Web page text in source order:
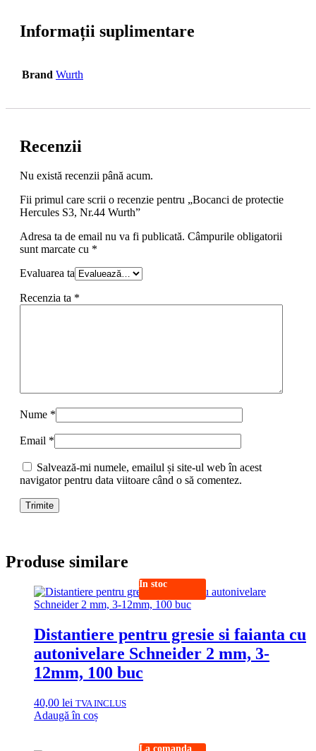
Informații suplimentare
Brand Wurth
Recenzii
Nu există recenzii până acum.
Fii primul care scrii o recenzie pentru „Bocanci de protectie
Hercules S3, Nr.44 Wurth”
Adresa ta de email nu va fi publicată. Câmpurile obligatorii
sunt marcate cu *
Evaluarea ta
Recenzia ta *
Nume *
Email *
Salvează-mi numele, emailul și site-ul web în acest
navigator pentru data viitoare când o să comentez.
Produse similare
In stoc
Distantiere pentru gresie si faianta cu
autonivelare Schneider 2 mm, 3-
12mm, 100 buc
40,00 lei TVA INCLUS
Adaugă în coș
La comanda